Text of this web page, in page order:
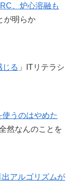
、炉心溶融も
が明らか
じる 」ITリテラシ
うのはやめた
全然なんのことを
アルゴリズムが